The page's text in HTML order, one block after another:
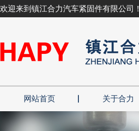
欢迎来到镇江合力汽车紧固件有限公司！
网站首页 关于合力